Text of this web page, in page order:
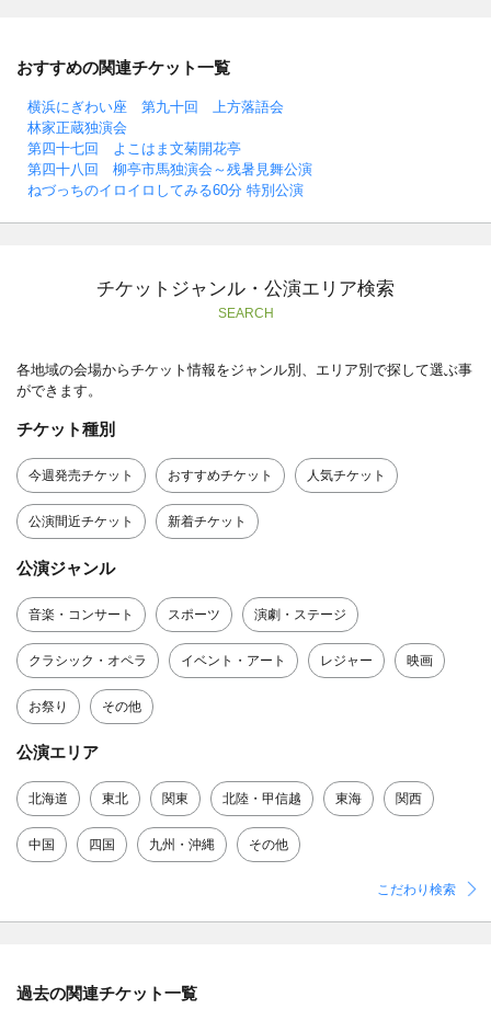
おすすめの関連チケット一覧
横浜にぎわい座 第九十回 上方落語会
林家正蔵独演会
第四十七回 よこはま文菊開花亭
第四十八回 柳亭市馬独演会～残暑見舞公演
ねづっちのイロイロしてみる60分 特別公演
チケットジャンル・公演エリア検索
SEARCH
各地域の会場からチケット情報をジャンル別、エリア別で探して選ぶ事
ができます。
チケット種別
今週発売チケット おすすめチケット 人気チケット
公演間近チケット 新着チケット
公演ジャンル
音楽・コンサート スポーツ 演劇・ステージ
クラシック・オペラ イベント・アート レジャー 映画
お祭り その他
公演エリア
北海道 東北 関東 北陸・甲信越 東海 関西
中国 四国 九州・沖縄 その他
こだわり検索
過去の関連チケット一覧